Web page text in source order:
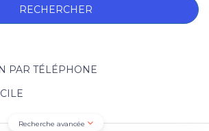
RECHERCHER
PAR TÉLÉPHONE
Recherche avancée